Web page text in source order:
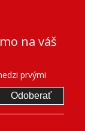
na váš
prvými
Odoberať